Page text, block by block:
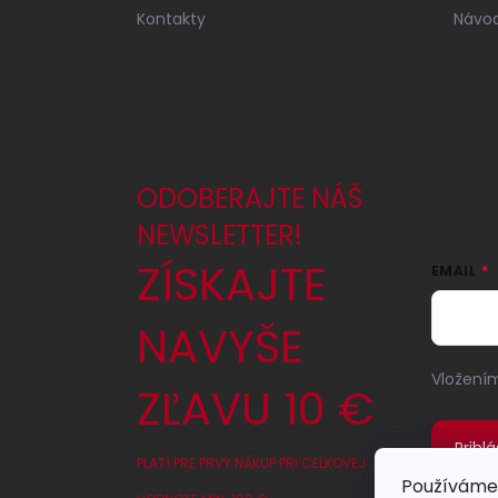
Kontakty
ODOBERAJTE NÁŠ
NEWSLETTER!
ZÍSKAJTE
NAVYŠE
ZĽAVU 10 €
PLATÍ PRE PRVÝ NÁKUP PRI CELKOVEJ
EMAIL